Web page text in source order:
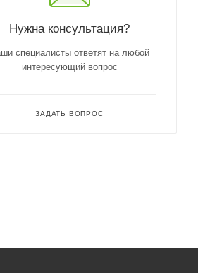
Нужна консультация?
специалисты ответят на любой
интересующий вопрос
ЗАДАТЬ ВОПРОС